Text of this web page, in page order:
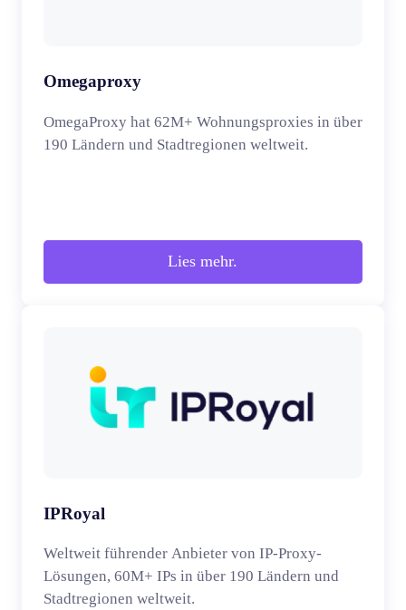
Omegaproxy
OmegaProxy hat 62M+ Wohnungsproxies in über
190 Ländern und Stadtregionen weltweit.
Lies mehr.
IPRoyal
Weltweit führender Anbieter von IP-Proxy-
Lösungen, 60M+ IPs in über 190 Ländern und
Stadtregionen weltweit.